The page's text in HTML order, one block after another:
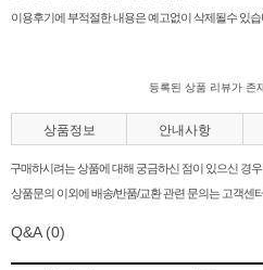
이용후기에 부적절한 내용은 예고없이 삭제될수 있습
등록된 상품 리뷰가 존
상품정보 안내사항
구매하시려는 상품에 대해 궁금하신 점이 있으신 경우
상품문의 이외에 배송/반품/교환 관련 문의는 고객센
Q&A (0)